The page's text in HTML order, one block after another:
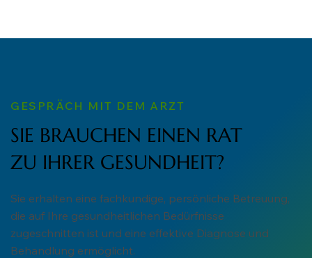
GESPRÄCH MIT DEM ARZT
SIE BRAUCHEN EINEN RAT
ZU IHRER GESUNDHEIT?
Sie erhalten eine fachkundige, persönliche Betreuung,
die auf Ihre gesundheitlichen Bedürfnisse
zugeschnitten ist und eine effektive Diagnose und
Behandlung ermöglicht.